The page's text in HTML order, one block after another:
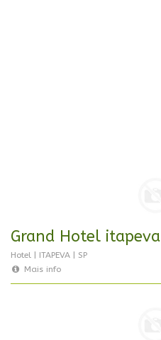
Grand Hotel itapeva
Hotel | ITAPEVA | SP
Mais info